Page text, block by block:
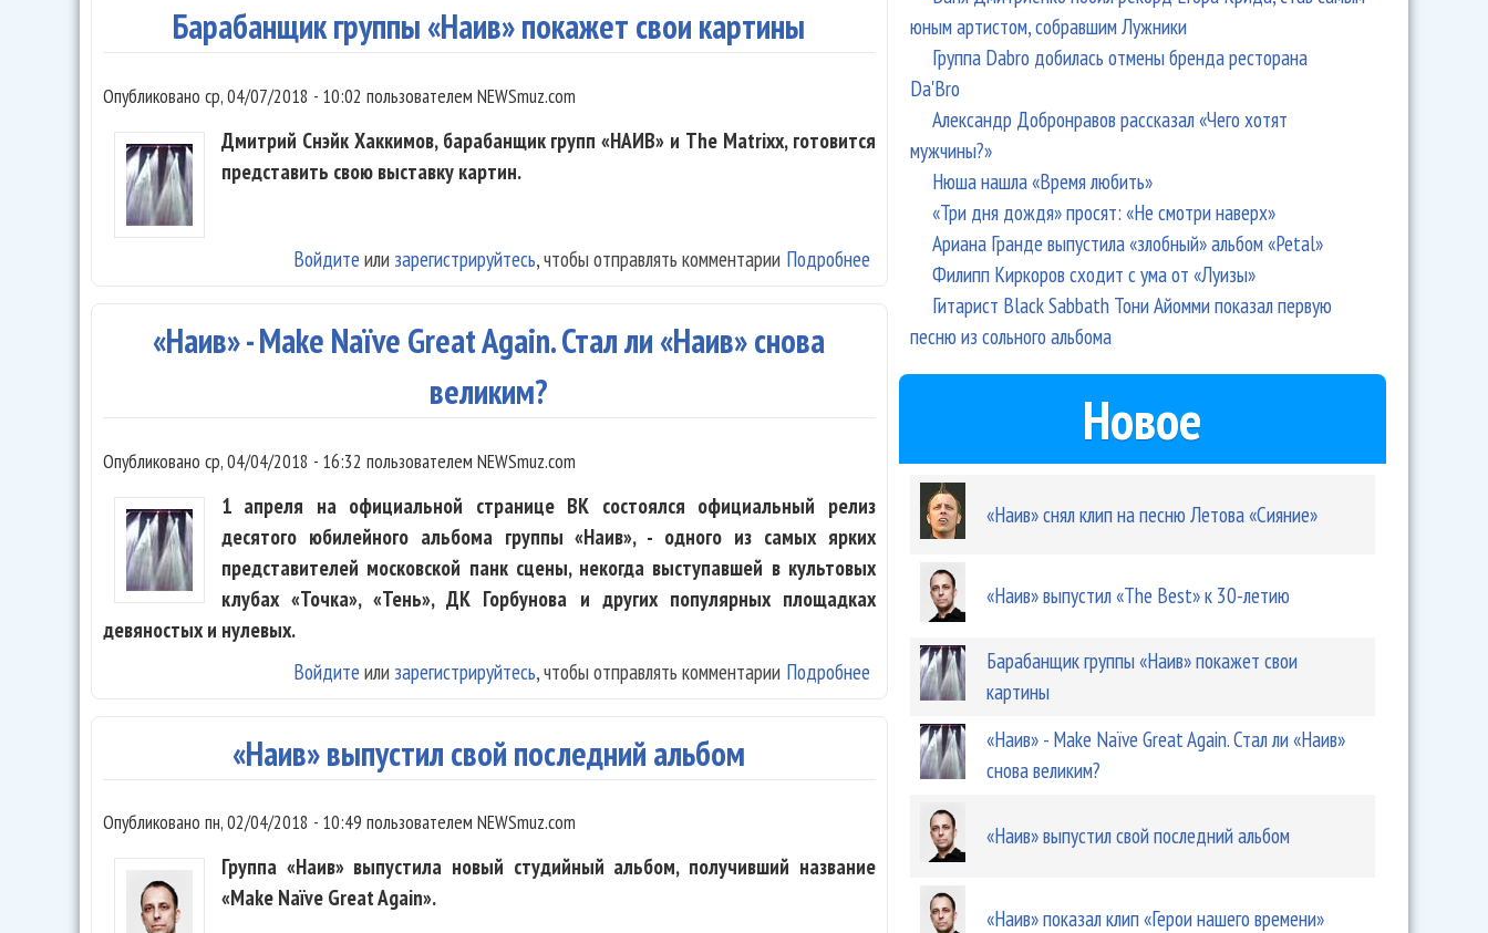
Барабанщик группы «Наив» покажет свои картины
Опубликовано ср, 04/07/2018 - 10:02 пользователем NEWSmuz.com
Дмитрий Снэйк Хаккимов, барабанщик групп «НАИВ» и The Matrixx, готовится
представить свою выставку картин.
Подробнее о Барабанщик группы «Наив» покажет свои картины
Войдите или зарегистрируйтесь, чтобы отправлять комментарии
«Наив» - Make Naïve Great Again. Стал ли «Наив» снова
великим?
Опубликовано ср, 04/04/2018 - 16:32 пользователем NEWSmuz.com
1 апреля на официальной странице ВК состоялся официальный релиз
десятого юбилейного альбома группы «Наив», - одного из самых ярких
представителей московской панк сцены, некогда выступавшей в культовых
клубах «Точка», «Тень», ДК Горбунова и других популярных площадках
девяностых и нулевых.
Подробнее о «Наив» - Make Naïve Great Again. Стал ли «Наив» снова великим?
Войдите или зарегистрируйтесь, чтобы отправлять комментарии
«Наив» выпустил свой последний альбом
Опубликовано пн, 02/04/2018 - 10:49 пользователем NEWSmuz.com
Группа «Наив» выпустила новый студийный альбом, получивший название
«Make Naïve Great Again».
юным артистом, собравшим Лужники
Группа Dabro добилась отмены бренда ресторана
Da'Bro
Александр Добронравов рассказал «Чего хотят
мужчины?»
Нюша нашла «Время любить»
«Три дня дождя» просят: «Не смотри наверх»
Ариана Гранде выпустила «злобный» альбом «Petal»
Филипп Киркоров сходит с ума от «Луизы»
Гитарист Black Sabbath Тони Айомми показал первую
песню из сольного альбома
Новое
«Наив» снял клип на песню Летова «Сияние»
«Наив» выпустил «The Best» к 30-летию
Барабанщик группы «Наив» покажет свои
картины
«Наив» - Make Naïve Great Again. Стал ли «Наив»
снова великим?
«Наив» выпустил свой последний альбом
«Наив» показал клип «Герои нашего времени»